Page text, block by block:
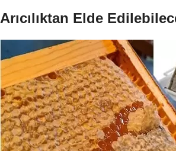
Arıcılıktan Elde